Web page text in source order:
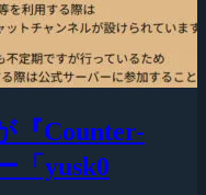
『Counter-
「yusk0